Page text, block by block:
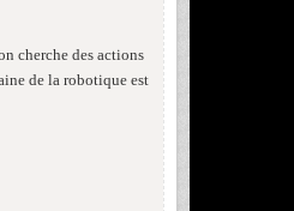
cherche des actions
de la robotique est